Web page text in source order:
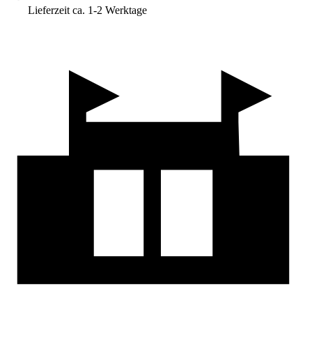
Lieferzeit ca. 1-2 Werktage